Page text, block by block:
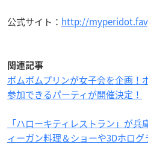
公式サイト： http://
関連記事
ポムポムプリンが女子会を企画！
参加できるパーティが開催決定！
「ハローキティレストラン」が
ィーガン料理＆ショーや3Dホロ